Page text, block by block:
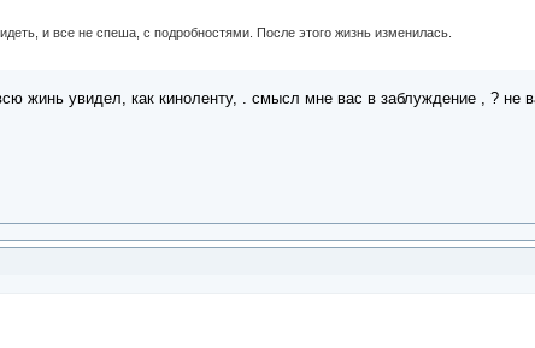
и все не спеша, с подробностями. После этого жизнь изменилась.
жинь увидел, как киноленту, . смысл мне вас в заблуждение , ? не